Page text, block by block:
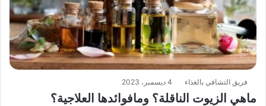
فريق التشافي بالغذاء 4 ديسمبر، 2023
ماهي الزيوت الناقلة؟ ومافوائدها العلاجية؟